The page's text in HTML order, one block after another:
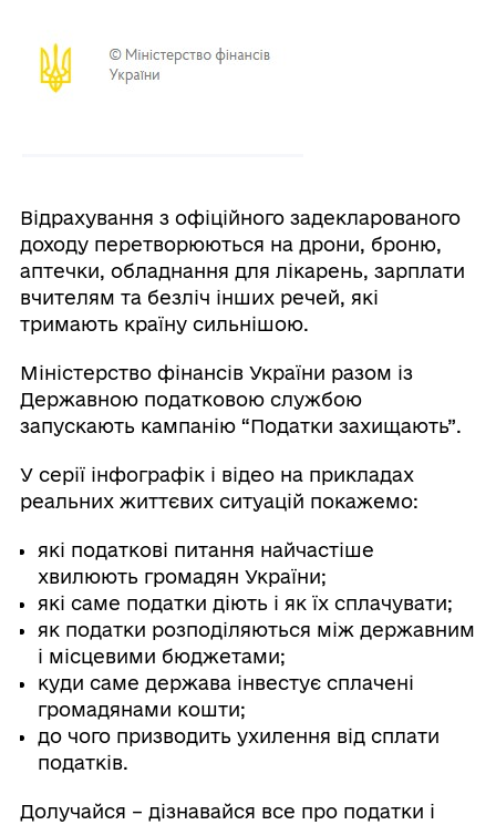
Відрахування з офіційного задекларованого
доходу перетворюються на дрони, броню,
аптечки, обладнання для лікарень, зарплати
вчителям та безліч інших речей, які
тримають країну сильнішою.
Міністерство фінансів України разом із
Державною податковою службою
запускають кампанію “Податки захищають”.
У серії інфографік і відео на прикладах
реальних життєвих ситуацій покажемо:
які податкові питання найчастіше
хвилюють громадян України;
які саме податки діють і як їх сплачувати;
як податки розподіляються між державним
і місцевими бюджетами;
куди саме держава інвестує сплачені
громадянами кошти;
до чого призводить ухилення від сплати
податків.
Долучайся – дізнавайся все про податки і